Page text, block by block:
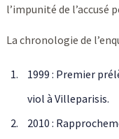
l’impunité de l’accusé
La chronologie de
1999 : Premier
viol à Villeparisis.
2010 :